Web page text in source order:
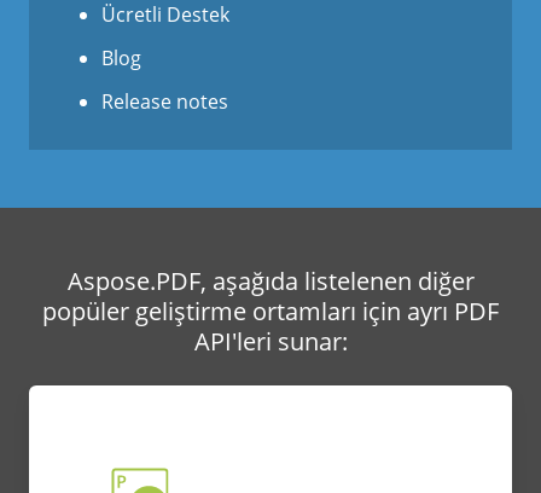
Ücretli Destek
Blog
Release notes
Aspose.PDF, aşağıda listelenen diğer
popüler geliştirme ortamları için ayrı PDF
API'leri sunar: